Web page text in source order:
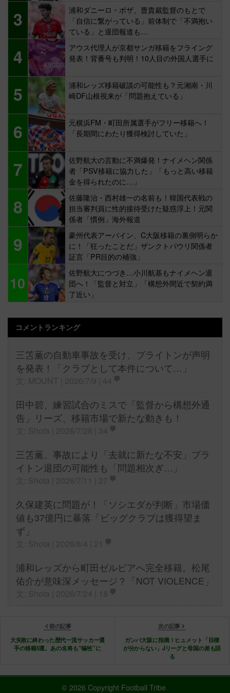
3
浦和ダニーロ・ボザ、曺貴裁監督のもとで
「自信に繋がっている」前体制で「不満抱い
ている」と退団報道も…
4
アウス代理人が京都サンガ移籍をフライング
発表！背番号も判明！10人目の外国人選手に
5
浦和レッズ移籍破談の可能性も？元湘南・川
崎DF山根視来が「問題抱えている」
6
元横浜FM・町田所属選手がフリー移籍へ！
「長期間にわたり獲得検討していた」
7
佐野航大の言動に不満爆発！ナイメヘン関係
者「PSV移籍に協力した」「もっと高い移籍
金を得られたのに…」
8
佐藤隆治・西村雄一の名前も！韓国代表戦の
担当審判員に性的接待受けた疑惑浮上！元関
係者「慣例」海外報道
9
豪州代表アーバイン、C大阪移籍の裏側明らか
に！「狂ったことだ」ザンクトパウリ関係者
証言「PR目的の補強」
10
佐野航大につづき…小川航基もナイメヘン退
団へ！「監督と対立」「構想外間近で契約満
了近い」
コメントランキング
三笘薫の自動車事故を受け、ブライトンが声明
を発表！「クラブとして本件について…」
田中碧、練習試合のミスで「監督から構想外通
告」リーズ、移籍市場で新たな動きも！
三笘薫、事故により「去就に新たな不安」ブラ
イトン退団の可能性も「問題相次ぎ…」
久保建英に問題が！「ソシエダが判断」市場価
値も37億円に暴落「ビッグクラブは獲得望ま
ず」
浦和レッズから町田ゼルビアへ完全移籍。松尾
佑介が意味深メッセージ？「NOT VIOLENCE」
前の記事
大失敗に終わった歴代一流サッカー選
手の移籍5選。あの名将も“犠牲”に
次の記事
ガンバ大阪に指摘！ヒュメット「目標
が分からない」Jリーグと母国の差も語
る
© 2026 Copyright Football Tribe